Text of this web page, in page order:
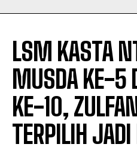
LSM KASTA
MUSDA KE-5
KE-10,
TERPILIH